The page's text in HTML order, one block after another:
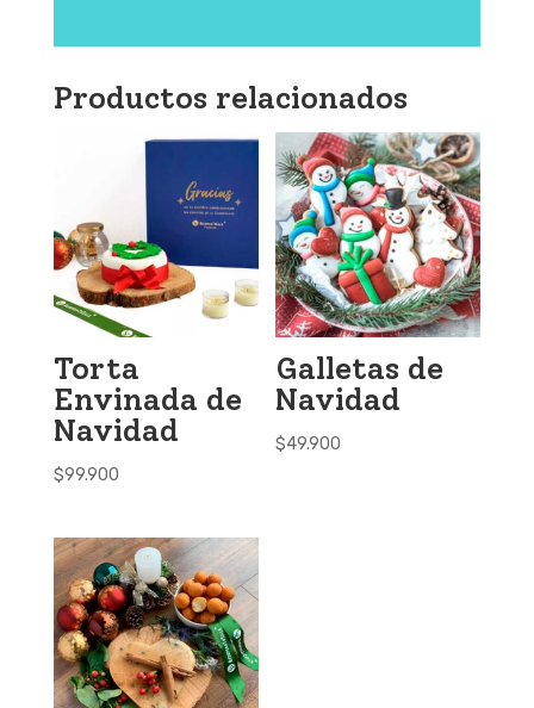
Productos relacionados
Torta
Envinada de
Navidad
$99.900
Galletas de
Navidad
$49.900